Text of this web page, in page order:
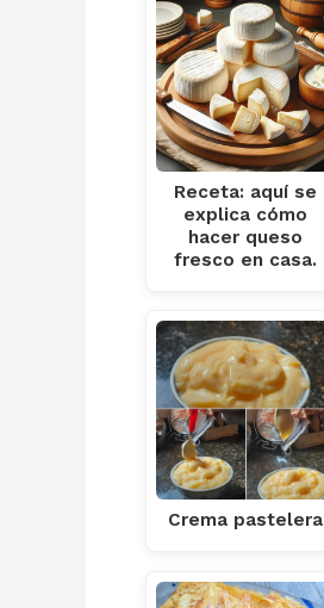
Receta: aquí se
explica cómo
hacer queso
fresco en casa.
Crema pastelera